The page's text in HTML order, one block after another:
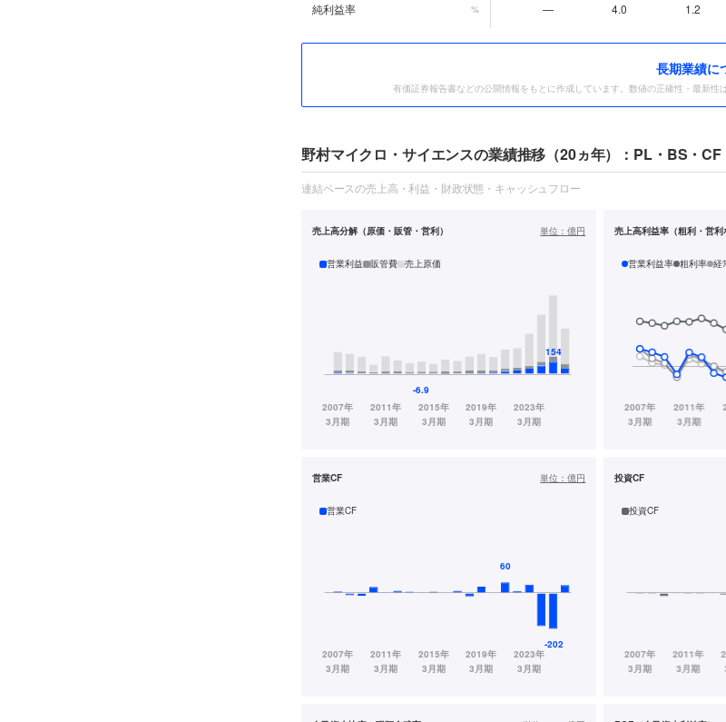
純利益率 % — 4.0 1.2
長期業績に
有価証券報告書などの公開情報をもとに作成しています。数値の正確性・最新
野村マイクロ・サイエンスの業績推移（20ヵ年）：PL・BS・CF
連結ベースの売上高・利益・財政状態・キャッシュフロー
売上高分解（原価・販管・営利） 単位：億円
営業利益 販管費 売上原価
売上高利益率（粗利・営利
営業利益率 粗利率 経
営業CF 単位：億円
営業CF
投資CF
投資CF